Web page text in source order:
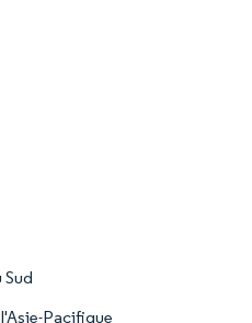
Sud
Pacifique